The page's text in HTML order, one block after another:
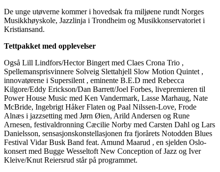
De unge utøverne kommer i hovedsak fra miljøene rundt Norges
Musikkhøyskole, Jazzlinja i Trondheim og Musikkonservatoriet i
Kristiansand.
Tettpakket med opplevelser
Også Lill Lindfors/Hector Bingert med Claes Crona Trio ,
Spellemansprisvinnere Solveig Slettahjell Slow Motion Quintet ,
innovatørene i Supersilent , eminente B.E.D med Rebecca
Kilgore/Eddy Erickson/Dan Barrett/Joel Forbes, livepremieren til
Power House Music med Ken Vandermark, Lasse Marhaug, Nate
McBride, Ingebrigt Håker Flaten og Paal Nilssen-Love, Frode
Alnæs i jazzsetting med Jørn Øien, Arild Andersen og Rune
Arnesen, festivaldronning Cæcilie Norby med Carsten Dahl og Lars
Danielsson, sensasjonskonstellasjonen fra fjorårets Notodden Blues
Festival Vidar Busk Band feat. Amund Maarud , en sjelden Oslo-
konsert med Bugge Wesseltoft New Conception of Jazz og Iver
Kleive/Knut Reiersrud står på programmet.